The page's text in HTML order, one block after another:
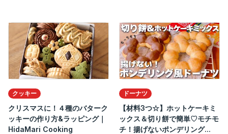
クッキー
クリスマスに！４種のバターク
ッキーの作り方&ラッピング｜
HidaMari Cooking
ドーナツ
【材料3つ☆】ホットケーキミ
ックス＆切り餅で簡単♡モチモ
チ！揚げないポンデリング...